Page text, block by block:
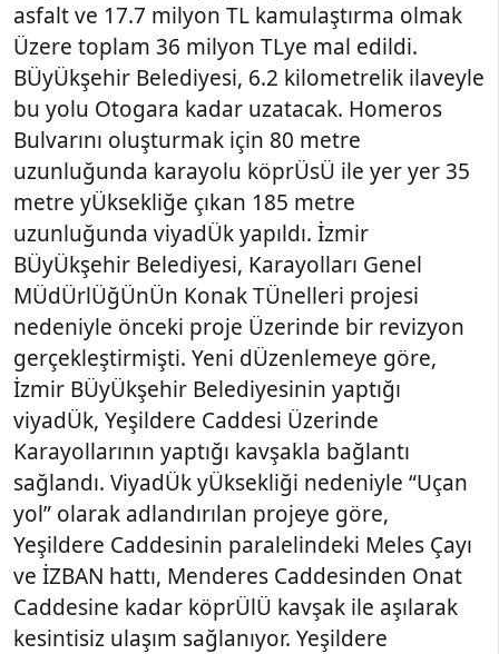
asfalt ve 17.7 milyon TL kamulaştırma olmak
Üzere toplam 36 milyon TLye mal edildi.
BÜyÜkşehir Belediyesi, 6.2 kilometrelik ilaveyle
bu yolu Otogara kadar uzatacak. Homeros
Bulvarını oluşturmak için 80 metre
uzunluğunda karayolu köprÜsÜ ile yer yer 35
metre yÜksekliğe çıkan 185 metre
uzunluğunda viyadÜk yapıldı. İzmir
BÜyÜkşehir Belediyesi, Karayolları Genel
MÜdÜrlÜğÜnÜn Konak TÜnelleri projesi
nedeniyle önceki proje Üzerinde bir revizyon
gerçekleştirmişti. Yeni dÜzenlemeye göre,
İzmir BÜyÜkşehir Belediyesinin yaptığı
viyadÜk, Yeşildere Caddesi Üzerinde
Karayollarının yaptığı kavşakla bağlantı
sağlandı. ViyadÜk yÜksekliği nedeniyle “Uçan
yol” olarak adlandırılan projeye göre,
Yeşildere Caddesinin paralelindeki Meles Çayı
ve İZBAN hattı, Menderes Caddesinden Onat
Caddesine kadar köprÜlÜ kavşak ile aşılarak
kesintisiz ulaşım sağlanıyor. Yeşildere